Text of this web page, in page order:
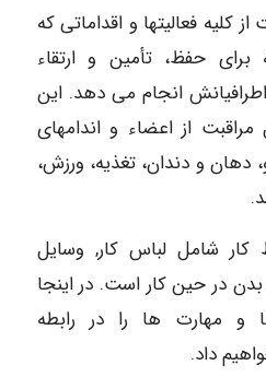
کلیه فعالیتها و اقداماتی که
برای حفظ، تأمین و ارتقاء
انجام می ­دهد. این
مراقبت از اعضاء و اندام­های
دهان و دندان، تغذیه، ورزش،
شامل لباس کار, وسایل
در حین کار است. در اینجا
و مهارت ها را در رابطه
داد.